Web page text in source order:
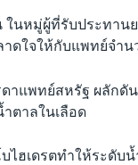
ในหมู่ผู้ที่รับประทา
ดใจให้กับแพทย์จำน
าแพทย์สหรัฐ ผลักดั
ตาลในเลือด
ฮเดรตทำให้ระดับ